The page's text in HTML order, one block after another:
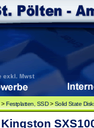
>Festplatten, SSD>Solid State
Kingston